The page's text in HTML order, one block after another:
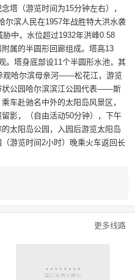
（游览时间为15分钟左右），
尔滨人民在1957年战胜特大洪水袭
中，水位超过1932年洪峰0.58
属的半圆形回廊组成。塔高13
。塔身底部设11个半圆形水池，其
观哈尔滨母亲河——松花江，游览
状公园哈尔滨滨江公园代表——斯
车赴驰名中外的太阳岛风景区，
影，（自由活动50分钟），下午
太阳岛公园，入园后游览太阳岛
游览时间2小时）晚乘火车返回长
更多线路